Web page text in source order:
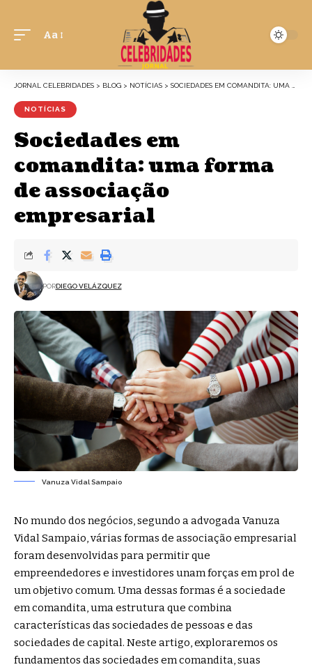
Aa
JORNAL CELEBRIDADES > BLOG > NOTÍCIAS > SOCIEDADES EM COMANDITA: UMA FORMA DE ASSOCIAÇÃO EMPRESARIAL
NOTÍCIAS
Sociedades em
comandita: uma forma
de associação
empresarial
PORDIEGO VELÁZQUEZ
Vanuza Vidal Sampaio
No mundo dos negócios, segundo a advogada Vanuza
Vidal Sampaio, várias formas de associação empresarial
foram desenvolvidas para permitir que
empreendedores e investidores unam forças em prol de
um objetivo comum. Uma dessas formas é a sociedade
em comandita, uma estrutura que combina
características das sociedades de pessoas e das
sociedades de capital. Neste artigo, exploraremos os
fundamentos das sociedades em comandita, suas